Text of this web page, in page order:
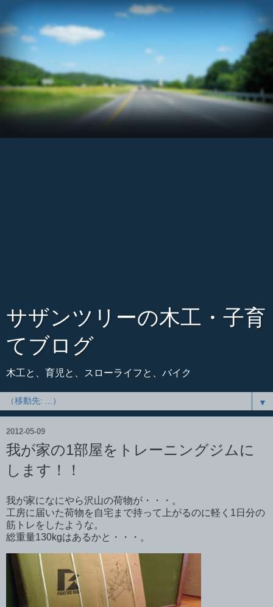
サザンツリーの木工・子育
てブログ
木工と、育児と、スローライフと、バイク
▼
2012-05-09
我が家の1部屋をトレーニングジムに
します！！
我が家になにやら沢山の荷物が・・・。
工房に届いた荷物を自宅まで持って上がるのに軽く1日分の
筋トレをしたような。
総重量130kgはあるかと・・・。